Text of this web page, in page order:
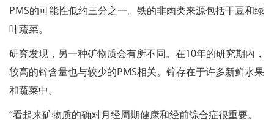
PMS的可能性低约三分之一。铁的非肉类来源包括干豆和绿
叶蔬菜。
研究发现，另一种矿物质会有所不同。在10年的研究期内，
较高的锌含量也与较少的PMS相关。锌存在于许多新鲜水果
和蔬菜中。
“看起来矿物质的确对月经周期健康和经前综合症很重要。